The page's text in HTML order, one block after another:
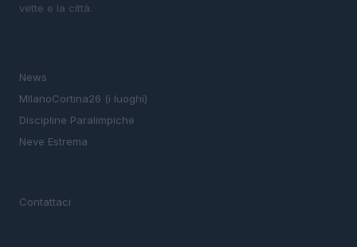
vette e la città.
News
MIlanoCortina26 (i luoghi)
Discipline Paralimpiche
Neve Estrema
Contattaci